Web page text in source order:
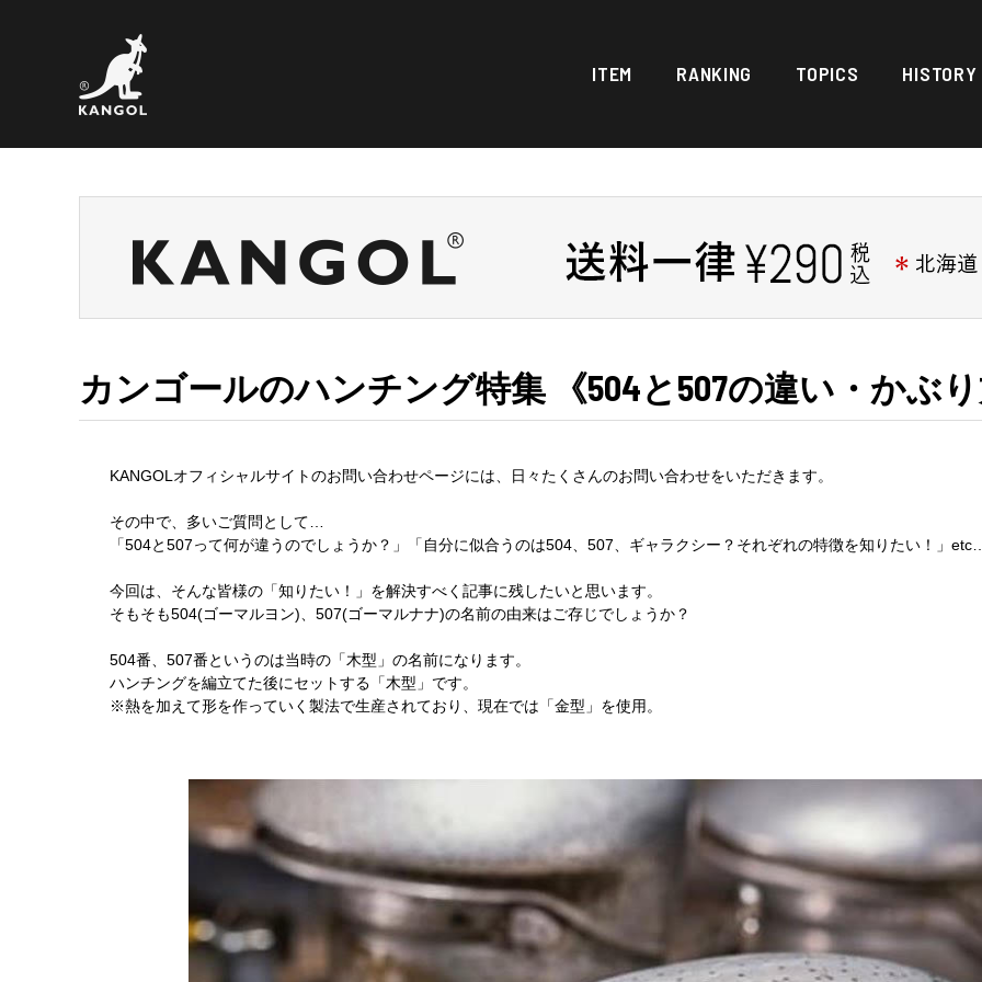
ITEM RANKING TOPICS HISTORY
カンゴールのハンチング特集 《504と507の違い・かぶ
KANGOLオフィシャルサイトのお問い合わせページには、日々たくさんのお問い合わせをいただきます。
その中で、多いご質問として…
「504と507って何が違うのでしょうか？」「自分に似合うのは504、507、ギャラクシー？それぞれの特徴を知りたい！」
今回は、そんな皆様の「知りたい！」を解決すべく記事に残したいと思います。
そもそも504(ゴーマルヨン)、507(ゴーマルナナ)の名前の由来はご存じでしょうか？
504番、507番というのは当時の「木型」の名前になります。
ハンチングを編立てた後にセットする「木型」です。
※熱を加えて形を作っていく製法で生産されており、現在では「金型」を使用。